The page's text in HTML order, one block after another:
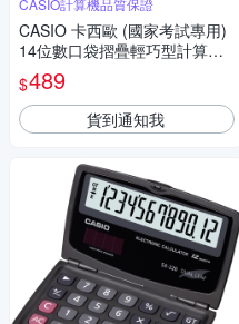
CASIO計算機品質保證
CASIO 卡西歐 (國家考試專用)
14位數口袋摺疊輕巧型計算機S
L-240LB
$489
貨到通知我